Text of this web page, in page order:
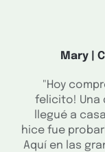
Mary |
"Hoy
felicito! Una
llegué a
hice fue
Aquí en las